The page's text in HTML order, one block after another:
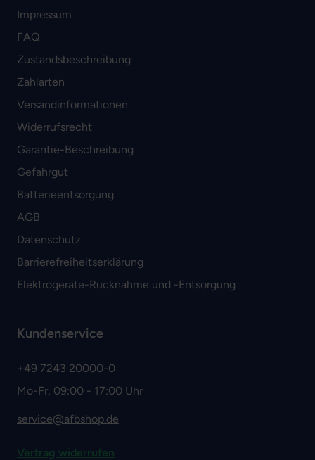
Impressum
FAQ
Zustandsbeschreibung
Zahlarten
Versandinformationen
Widerrufsrecht
Garantie-Beschreibung
Gefahrgut
Batterieentsorgung
AGB
Datenschutz
Barrierefreiheitserklärung
Elektrogeräte-Rücknahme und -Entsorgung
Kundenservice
+49 7243 20000-0
Mo-Fr, 09:00 - 17:00 Uhr
service@afbshop.de
Vertrag widerrufen